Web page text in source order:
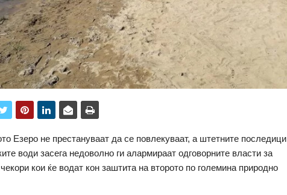
Езеро не престануваат да се повлекуваат, а штетните последици
води засега недоволно ги алармираат одговорните власти за
кои ќе водат кон заштита на второто по големина природно